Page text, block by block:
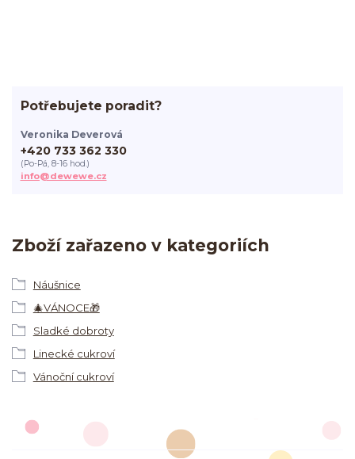
Zboží zařazeno v kategoriích
Náušnice
🎄VÁNOCE🎁
Sladké dobroty
Linecké cukroví
Vánoční cukroví
Potřebujete poradit?
Veronika Deverová
+420 733 362 330
(Po-Pá, 8-16 hod.)
info@dewewe.cz